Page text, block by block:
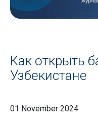
Как открыть
Узбекистане
01 November 2024